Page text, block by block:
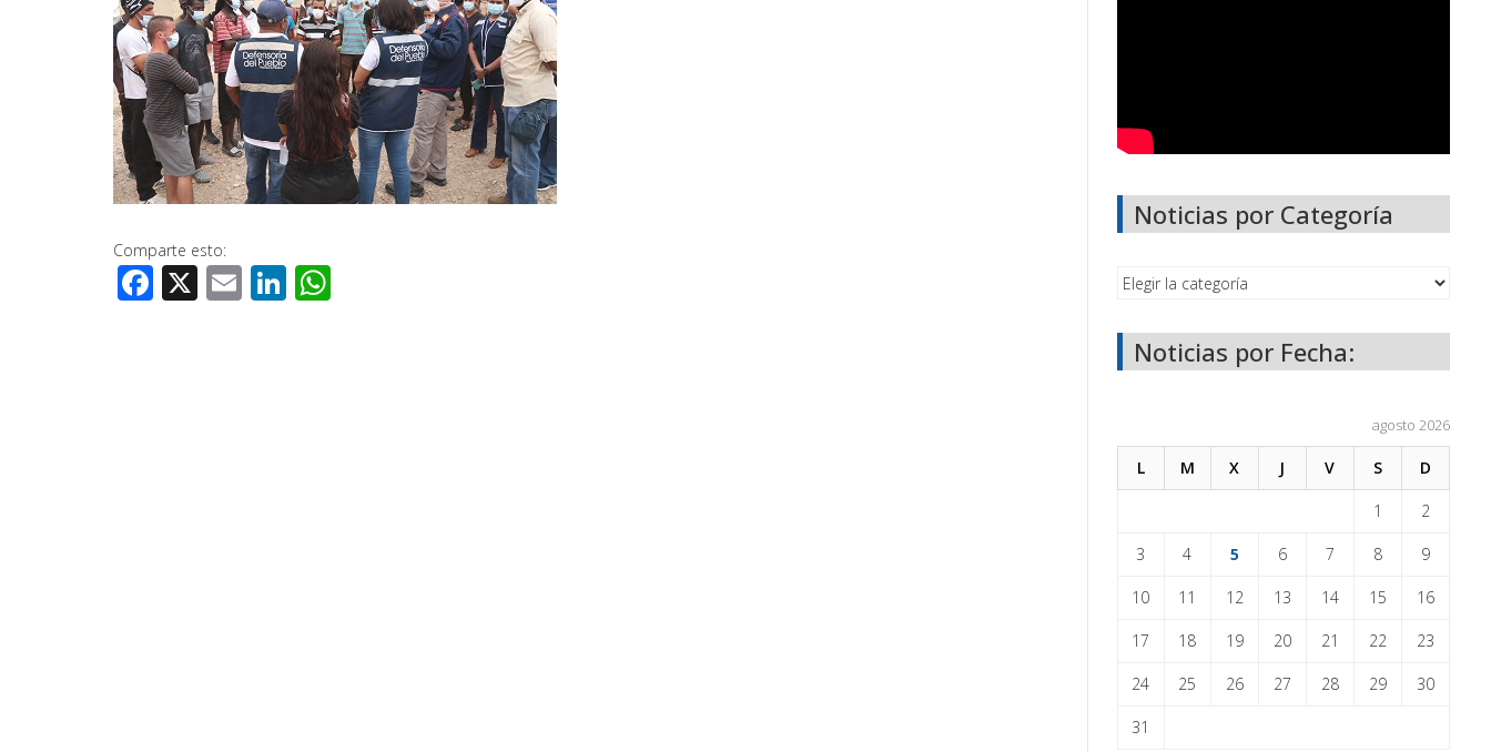
Comparte esto:
Facebook
X EmailLinkedIn
Noticias por Categoría
Noticias por Fecha:
agosto 2026
L M X J V S D
1 2
3 4 5 6 7 8 9
10 11 12 13 14 15 16
17 18 19 20 21 22 23
24 25 26 27 28 29 30
31